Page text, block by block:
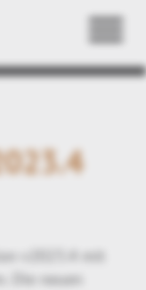
v2023.4 mit
Die neuen